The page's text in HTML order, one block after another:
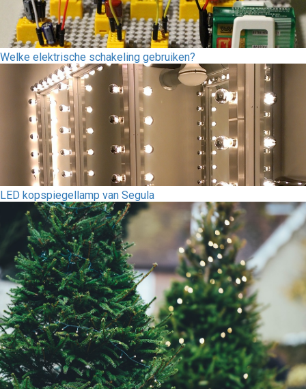
Welke elektrische schakeling gebruiken?
LED kopspiegellamp van Segula